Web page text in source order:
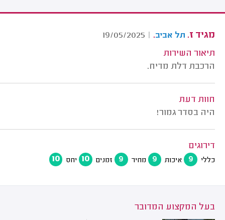
מגיד ז. תל אביב.
|
19/05/2025
תיאור השירות
הרכבת דלת מדיח.
חוות דעת
היה בסדר גמור!
דירוגים
כללי 9 איכות 9 מחיר 9 זמנים 10 יחס 10
בעל המקצוע המדובר